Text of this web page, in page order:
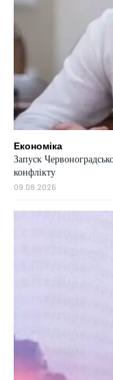
Економіка
Запуск
конфлікту
09.08.2026